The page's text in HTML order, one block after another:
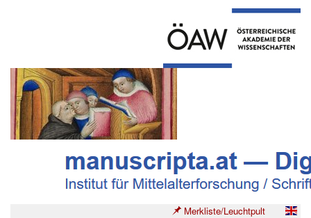
Merkliste/Leuchtpult